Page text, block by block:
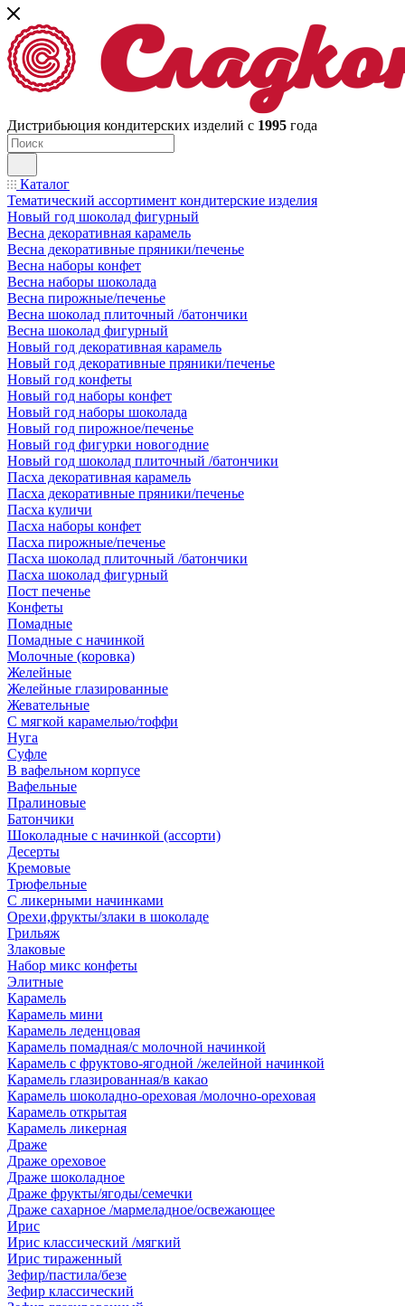
Дистрибьюция кондитерских изделий с 1995 года
Каталог
Тематический ассортимент кондитерские изделия
Новый год шоколад фигурный
Весна декоративная карамель
Весна декоративные пряники/печенье
Весна наборы конфет
Весна наборы шоколада
Весна пирожные/печенье
Весна шоколад плиточный /батончики
Весна шоколад фигурный
Новый год декоративная карамель
Новый год декоративные пряники/печенье
Новый год конфеты
Новый год наборы конфет
Новый год наборы шоколада
Новый год пирожное/печенье
Новый год фигурки новогодние
Новый год шоколад плиточный /батончики
Пасха декоративная карамель
Пасха декоративные пряники/печенье
Пасха куличи
Пасха наборы конфет
Пасха пирожные/печенье
Пасха шоколад плиточный /батончики
Пасха шоколад фигурный
Пост печенье
Конфеты
Помадные
Помадные с начинкой
Молочные (коровка)
Желейные
Желейные глазированные
Жевательные
С мягкой карамелью/тоффи
Нуга
Суфле
В вафельном корпусе
Вафельные
Пралиновые
Батончики
Шоколадные с начинкой (ассорти)
Десерты
Кремовые
Трюфельные
С ликерными начинками
Орехи,фрукты/злаки в шоколаде
Грильяж
Злаковые
Набор микс конфеты
Элитные
Карамель
Карамель мини
Карамель леденцовая
Карамель помадная/с молочной начинкой
Карамель с фруктово-ягодной /желейной начинкой
Карамель глазированная/в какао
Карамель шоколадно-ореховая /молочно-ореховая
Карамель открытая
Карамель ликерная
Драже
Драже ореховое
Драже шоколадное
Драже фрукты/ягоды/семечки
Драже сахарное /мармеладное/освежающее
Ирис
Ирис классический /мягкий
Ирис тираженный
Зефир/пастила/безе
Зефир классический